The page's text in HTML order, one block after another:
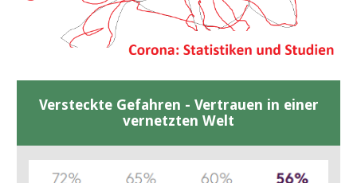
Versteckte Gefahren - Vertrauen in einer
vernetzten Welt